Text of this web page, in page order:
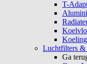
T-
Luchtfilters &
Ga